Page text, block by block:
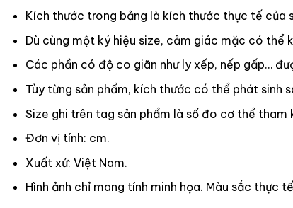
Kích thước trong bảng là kích thước thực tế của
Dù cùng một ký hiệu size, cảm giác mặc có
Các phần có độ co giãn như ly xếp, nếp gấp…
Tùy từng sản phẩm, kích thước có thể phát sinh
Size ghi trên tag sản phẩm là số đo cơ thể tham
Đơn vị tính: cm.
Xuất xứ: Việt Nam.
Hình ảnh chỉ mang tính minh họa. Màu sắc thực